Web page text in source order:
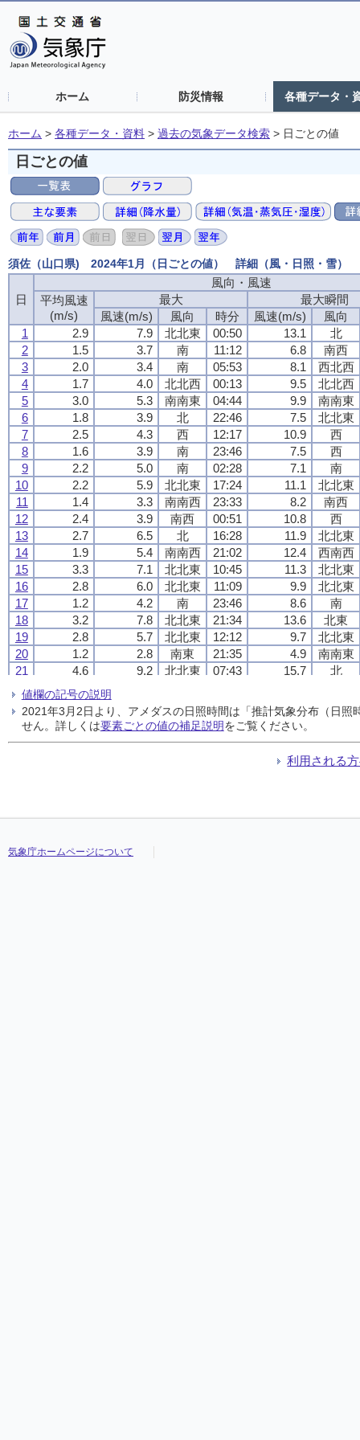
ホーム 防災情報 各種データ・
ホーム > 各種データ・資料 > 過去の気象データ検索 > 日ごとの値
日ごとの値
須佐（山口県) 2024年1月（日ごとの値） 詳細（風・日照・雪）
日
風向・風速
平均風速
(m/s)
最大
最大瞬間
風速(m/s)
風向 時分 風速(m/s)
風向
1
2.9 7.9 北北東 00:50 13.1
北
2
1.5 3.7 南 11:12 6.8
南西
3
2.0 3.4 南 05:53 8.1
西北西
4
1.7 4.0 北北西 00:13 9.5
北北西
5
3.0 5.3 南南東 04:44 9.9
南南東
6
1.8 3.9 北 22:46 7.5
北北東
7
2.5 4.3 西 12:17 10.9
西
8
1.6 3.9 南 23:46 7.5
西
9
2.2 5.0 南 02:28 7.1
南
10
2.2 5.9 北北東 17:24 11.1
北北東
11
1.4 3.3 南南西 23:33 8.2
南西
12
2.4 3.9 南西 00:51 10.8
西
13
2.7 6.5 北 16:28 11.9
北北東
14
1.9 5.4 南南西 21:02 12.4
西南西
15
3.3 7.1 北北東 10:45 11.3
北北東
16
2.8 6.0 北北東 11:09 9.9
北北東
17
1.2 4.2 南 23:46 8.6
南
18
3.2 7.8 北北東 21:34 13.6
北東
19
2.8 5.7 北北東 12:12 9.7
北北東
20
1.2 2.8 南東 21:35 4.9
南南東
21
4.6 9.2 北北東 07:43 15.7
北
22
1.8
23
3.2 5.0 西 09:09 12.6
西
24
3.1 5.3 西 00:30 12.7
西
6.9
北北西
30
1.1 2.8 西北西 12:30 5.7
南西
日
風向・風速
平均風速
(m/s)
最大
最大瞬間
風速(m/s)
風向 時分 風速(m/s)
風向
1
2.9 7.9 北北東 00:50 13.1
北
2
1.5 3.7 南 11:12 6.8
南西
3
2.0 3.4 南 05:53 8.1
西北西
4
1.7 4.0 北北西 00:13 9.5
北北西
5
3.0 5.3 南南東 04:44 9.9
南南東
6
1.8 3.9 北 22:46 7.5
北北東
7
2.5 4.3 西 12:17 10.9
西
8
1.6 3.9 南 23:46 7.5
西
9
2.2 5.0 南 02:28 7.1
南
10
2.2 5.9 北北東 17:24 11.1
北北東
11
1.4 3.3 南南西 23:33 8.2
南西
12
2.4 3.9 南西 00:51 10.8
西
13
2.7 6.5 北 16:28 11.9
北北東
14
1.9 5.4 南南西 21:02 12.4
西南西
15
3.3 7.1 北北東 10:45 11.3
北北東
16
2.8 6.0 北北東 11:09 9.9
北北東
17
1.2 4.2 南 23:46 8.6
南
18
3.2 7.8 北北東 21:34 13.6
北東
19
2.8 5.7 北北東 12:12 9.7
北北東
20
1.2 2.8 南東 21:35 4.9
南南東
21
4.6 9.2 北北東 07:43 15.7
北
22
1.8
23
3.2 5.0 西 09:09 12.6
西
24
3.1 5.3 西 00:30 12.7
西
6.9
北北西
30
1.1 2.8 西北西 12:30 5.7
南西
日
風向・風速
平均風速
(m/s)
最大
最大瞬間
風速(m/s)
風向 時分 風速(m/s)
風向
1
2.9 7.9 北北東 00:50 13.1
北
2
1.5 3.7 南 11:12 6.8
南西
3
2.0 3.4 南 05:53 8.1
西北西
4
1.7 4.0 北北西 00:13 9.5
北北西
5
3.0 5.3 南南東 04:44 9.9
南南東
6
1.8 3.9 北 22:46 7.5
北北東
7
2.5 4.3 西 12:17 10.9
西
8
1.6 3.9 南 23:46 7.5
西
9
2.2 5.0 南 02:28 7.1
南
10
2.2 5.9 北北東 17:24 11.1
北北東
11
1.4 3.3 南南西 23:33 8.2
南西
12
2.4 3.9 南西 00:51 10.8
西
13
2.7 6.5 北 16:28 11.9
北北東
14
1.9 5.4 南南西 21:02 12.4
西南西
15
3.3 7.1 北北東 10:45 11.3
北北東
16
2.8 6.0 北北東 11:09 9.9
北北東
17
1.2 4.2 南 23:46 8.6
南
18
3.2 7.8 北北東 21:34 13.6
北東
19
2.8 5.7 北北東 12:12 9.7
北北東
20
1.2 2.8 南東 21:35 4.9
南南東
21
4.6 9.2 北北東 07:43 15.7
北
22
1.8
23
3.2 5.0 西 09:09 12.6
西
24
3.1 5.3 西 00:30 12.7
西
6.9
北北西
30
1.1 2.8 西北西 12:30 5.7
南西
日
風向・風速
平均風速
(m/s)
最大
最大瞬間
風速(m/s)
風向 時分 風速(m/s)
風向
1
2.9 7.9 北北東 00:50 13.1
北
2
1.5 3.7 南 11:12 6.8
南西
3
2.0 3.4 南 05:53 8.1
西北西
4
1.7 4.0 北北西 00:13 9.5
北北西
5
3.0 5.3 南南東 04:44 9.9
南南東
6
1.8 3.9 北 22:46 7.5
北北東
7
2.5 4.3 西 12:17 10.9
西
8
1.6 3.9 南 23:46 7.5
西
9
2.2 5.0 南 02:28 7.1
南
10
2.2 5.9 北北東 17:24 11.1
北北東
11
1.4 3.3 南南西 23:33 8.2
南西
12
2.4 3.9 南西 00:51 10.8
西
13
2.7 6.5 北 16:28 11.9
北北東
14
1.9 5.4 南南西 21:02 12.4
西南西
15
3.3 7.1 北北東 10:45 11.3
北北東
16
2.8 6.0 北北東 11:09 9.9
北北東
17
1.2 4.2 南 23:46 8.6
南
18
3.2 7.8 北北東 21:34 13.6
北東
19
2.8 5.7 北北東 12:12 9.7
北北東
20
1.2 2.8 南東 21:35 4.9
南南東
21
4.6 9.2 北北東 07:43 15.7
北
22
1.8
23
3.2 5.0 西 09:09 12.6
西
24
3.1 5.3 西 00:30 12.7
西
6.9
北北西
30
1.1 2.8 西北西 12:30 5.7
南西
値欄の記号の説明
2021年3月2日より、アメダスの日照時間は「推計気象分布（日
せん。詳しくは要素ごとの値の補足説明をご覧ください。
利用される
気象庁ホームページについて